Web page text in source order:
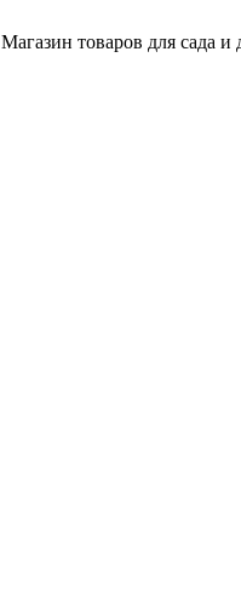
Магазин товаров для сада и